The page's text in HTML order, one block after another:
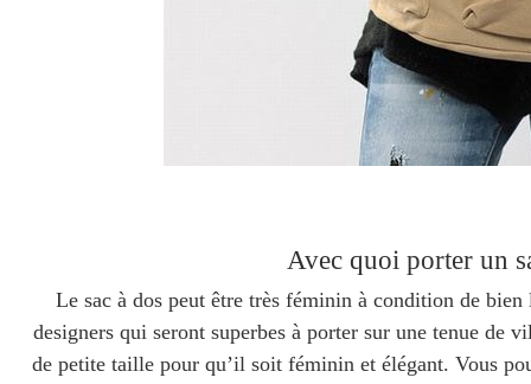
Avec quoi porter un
Le sac à dos peut être très féminin à condition de
designers qui seront superbes à porter sur une tenue de
de petite taille pour qu’il soit féminin et élégant. Vous